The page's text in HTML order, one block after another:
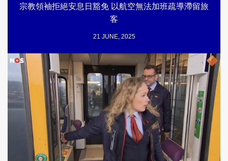
宗教領袖拒絕安息日豁免 以航空無法加班疏導滯留旅
客
21 JUNE, 2025